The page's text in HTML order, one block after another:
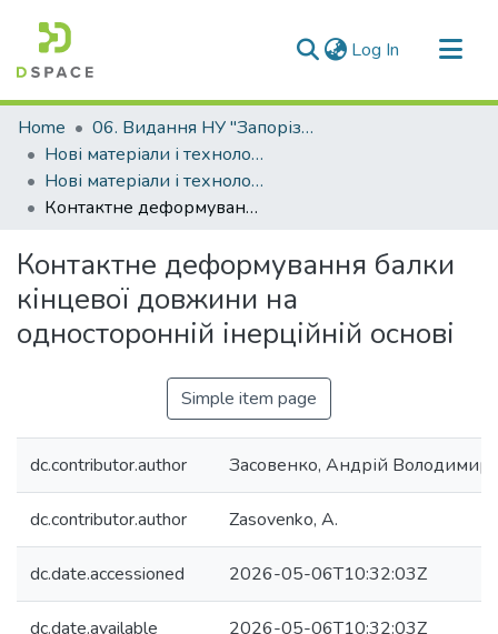
Log In (current)
Communities & Collections
All of DSpace
Statistics
Home
06. Видання НУ "Запорізька політехніка"
Нові матеріали і технологіі в металургії та машинобудуванні (НМТ)
Нові матеріали і технології в металургії та машинобудуванні - 2014, №1
Контактне деформування балки кінцевої довжини на односторонній інерційній основі
Контактне деформування балки
кінцевої довжини на
односторонній інерційній основі
Simple item page
dc.contributor.author Засовенко, Андрій
dc.contributor.author Zasovenko, A.
dc.date.accessioned 2026-05-06T10:32:03Z
dc.date.available 2026-05-06T10:32:03Z